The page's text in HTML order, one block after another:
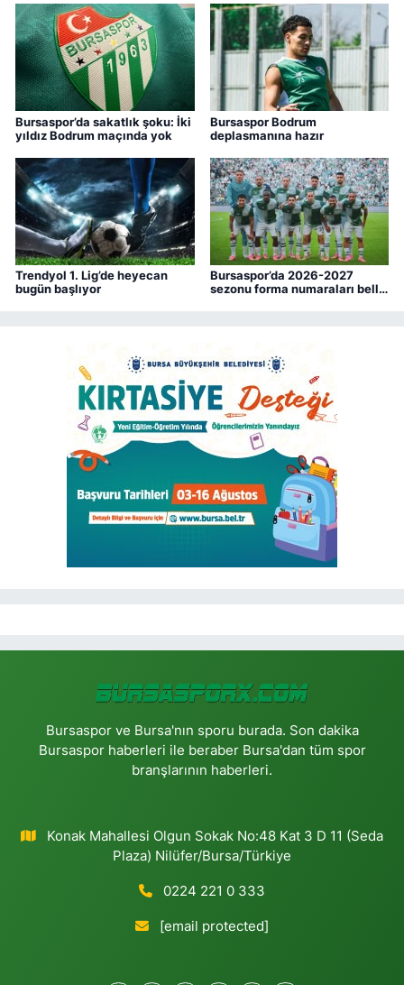
Bursaspor’da sakatlık şoku: İki
yıldız Bodrum maçında yok
Bursaspor Bodrum
deplasmanına hazır
Trendyol 1. Lig’de heyecan
bugün başlıyor
Bursaspor’da 2026-2027
sezonu forma numaraları belli
Bursaspor ve Bursa'nın sporu burada. Son dakika
Bursaspor haberleri ile beraber Bursa'dan tüm spor
branşlarının haberleri.
Konak Mahallesi Olgun Sokak No:48 Kat 3 D 11 (Seda
Plaza) Nilüfer/Bursa/Türkiye
0224 221 0 333
[email protected]